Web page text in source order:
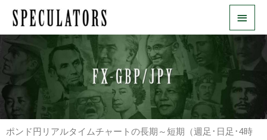
ス
ッ
メ
イ
ン
メ
ニ
ュ
ポンド円リアルタイムチャートの長期～短期（週足･日足･4時